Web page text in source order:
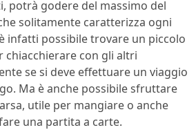
potrà godere del massimo del
solitamente caratterizza ogni
infatti possibile trovare un piccolo
chiacchierare con gli altri
se si deve effettuare un viaggio
Ma è anche possibile sfruttare
utile per mangiare o anche
una partita a carte.